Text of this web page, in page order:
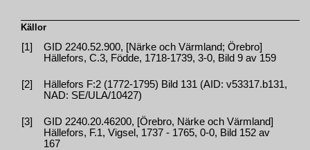
Källor
[1]
GID 2240.52.900, [Närke och Värmland; Örebro]
Hällefors, C.3, Födde, 1718-1739, 3-0, Bild 9 av 159
[2]
Hällefors F:2 (1772-1795) Bild 131 (AID: v53317.b131,
NAD: SE/ULA/10427)
[3]
GID 2240.20.46200, [Örebro, Närke och Värmland]
Hällefors, F.1, Vigsel, 1737 - 1765, 0-0, Bild 152 av
167